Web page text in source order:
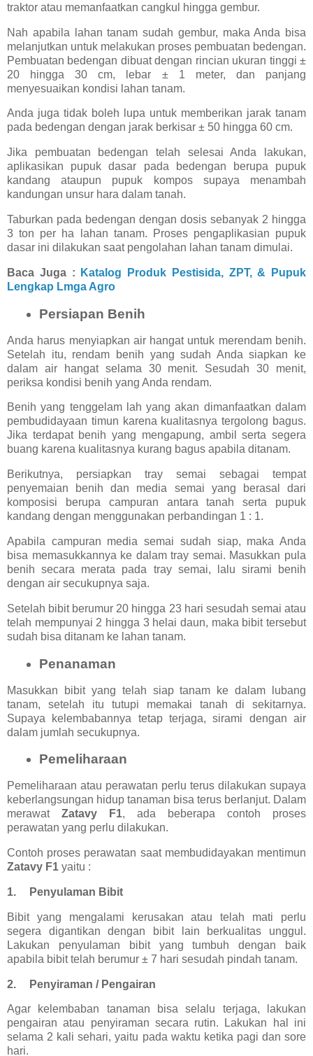
traktor atau memanfaatkan cangkul hingga gembur.
Nah apabila lahan tanam sudah gembur, maka Anda bisa
melanjutkan untuk melakukan proses pembuatan bedengan.
Pembuatan bedengan dibuat dengan rincian ukuran tinggi ±
20 hingga 30 cm, lebar ± 1 meter, dan panjang
menyesuaikan kondisi lahan tanam.
Anda juga tidak boleh lupa untuk memberikan jarak tanam
pada bedengan dengan jarak berkisar ± 50 hingga 60 cm.
Jika pembuatan bedengan telah selesai Anda lakukan,
aplikasikan pupuk dasar pada bedengan berupa pupuk
kandang ataupun pupuk kompos supaya menambah
kandungan unsur hara dalam tanah.
Taburkan pada bedengan dengan dosis sebanyak 2 hingga
3 ton per ha lahan tanam. Proses pengaplikasian pupuk
dasar ini dilakukan saat pengolahan lahan tanam dimulai.
Baca Juga :
Katalog Produk Pestisida, ZPT, & Pupuk
Lengkap Lmga Agro
Persiapan Benih
Anda harus menyiapkan air hangat untuk merendam benih.
Setelah itu, rendam benih yang sudah Anda siapkan ke
dalam air hangat selama 30 menit. Sesudah 30 menit,
periksa kondisi benih yang Anda rendam.
Benih yang tenggelam lah yang akan dimanfaatkan dalam
pembudidayaan timun karena kualitasnya tergolong bagus.
Jika terdapat benih yang mengapung, ambil serta segera
buang karena kualitasnya kurang bagus apabila ditanam.
Berikutnya, persiapkan tray semai sebagai tempat
penyemaian benih dan media semai yang berasal dari
komposisi berupa campuran antara tanah serta pupuk
kandang dengan menggunakan perbandingan 1 : 1.
Apabila campuran media semai sudah siap, maka Anda
bisa memasukkannya ke dalam tray semai. Masukkan pula
benih secara merata pada tray semai, lalu sirami benih
dengan air secukupnya saja.
Setelah bibit berumur 20 hingga 23 hari sesudah semai atau
telah mempunyai 2 hingga 3 helai daun, maka bibit tersebut
sudah bisa ditanam ke lahan tanam.
Penanaman
Masukkan bibit yang telah siap tanam ke dalam lubang
tanam, setelah itu tutupi memakai tanah di sekitarnya.
Supaya kelembabannya tetap terjaga, sirami dengan air
dalam jumlah secukupnya.
Pemeliharaan
Pemeliharaan atau perawatan perlu terus dilakukan supaya
keberlangsungan hidup tanaman bisa terus berlanjut. Dalam
merawat Zatavy F1, ada beberapa contoh proses
perawatan yang perlu dilakukan.
Contoh proses perawatan saat membudidayakan mentimun
Zatavy F1 yaitu :
1. Penyulaman Bibit
Bibit yang mengalami kerusakan atau telah mati perlu
segera digantikan dengan bibit lain berkualitas unggul.
Lakukan penyulaman bibit yang tumbuh dengan baik
apabila bibit telah berumur ± 7 hari sesudah pindah tanam.
2. Penyiraman / Pengairan
Agar kelembaban tanaman bisa selalu terjaga, lakukan
pengairan atau penyiraman secara rutin. Lakukan hal ini
selama 2 kali sehari, yaitu pada waktu ketika pagi dan sore
hari.